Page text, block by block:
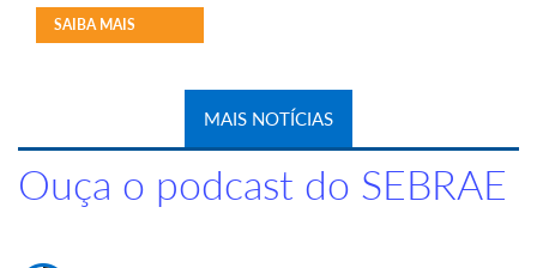
SAIBA MAIS
MAIS NOTÍCIAS
Ouça o podcast do SEBRAE